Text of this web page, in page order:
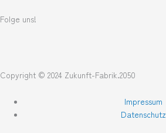
Folge uns!
i
n
w
Copyright © 2024 Zukunft-Fabrik.2050
Impressum
Datenschutz